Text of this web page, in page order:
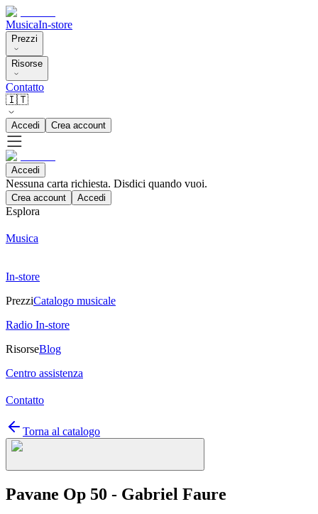
MusicaIn-store
Prezzi
Risorse
Contatto
🇮🇹
Accedi Crea account
Accedi
Nessuna carta richiesta. Disdici quando vuoi.
Crea account Accedi
Esplora
Musica
In-store
PrezziCatalogo musicale
Radio In-store
RisorseBlog
Centro assistenza
Contatto
Torna al catalogo
Pavane Op 50 - Gabriel Faure